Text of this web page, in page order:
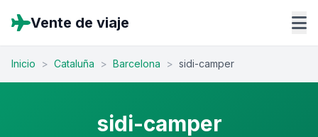
Vente de viaje
Inicio > Cataluña > Barcelona > sidi-camper
sidi-camper